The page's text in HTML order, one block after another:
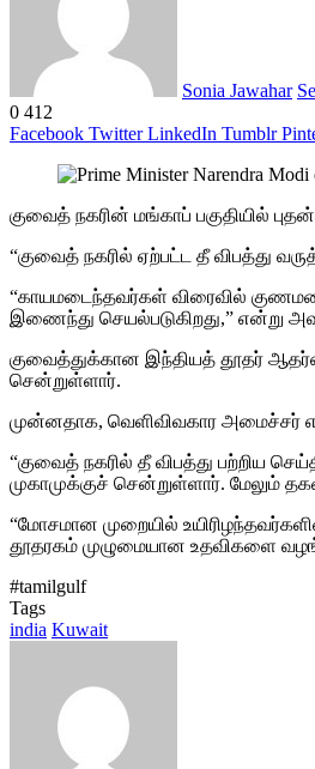
Sonia Jawahar
0 412
Facebook Twitter LinkedIn Tumblr
குவைத் நகரின் மங்காப் பகுதியில்
“குவைத் நகரில் ஏற்பட்ட தீ விபத்து
“காயமடைந்தவர்கள் விரைவில்
இணைந்து செயல்படுகிறது,” என்று
குவைத்துக்கான இந்தியத் தூதர்
சென்றுள்ளார்.
முன்னதாக, வெளிவிவகார அமைச்சர்
“குவைத் நகரில் தீ விபத்து பற்றிய
முகாமுக்குச் சென்றுள்ளார். மேலும்
“மோசமான முறையில்
தூதரகம் முழுமையான உதவிகளை
#tamilgulf
Tags
india Kuwait